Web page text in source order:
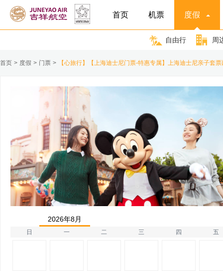
首页 机票 度假
自由行 周
首页 > 度假 > 门票 > 【心旅行】【上海迪士尼门票-特惠专属】上海迪士尼亲子套
2026年8月
日 一 二 三 四 五